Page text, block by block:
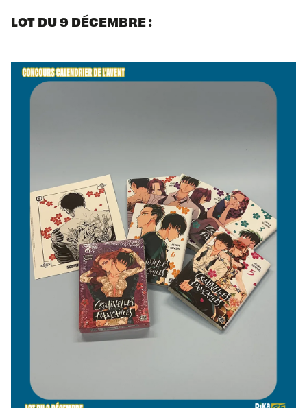
LOT DU 9 DÉCEMBRE :